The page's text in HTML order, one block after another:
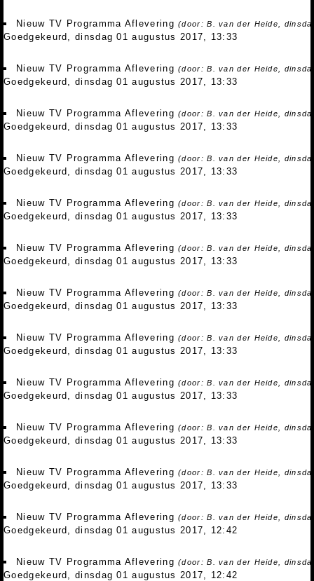
Nieuw TV Programma Aflevering(door: B. van der Heide,
Goedgekeurd, dinsdag 01 augustus 2017, 13:33
Nieuw TV Programma Aflevering(door: B. van der Heide,
Goedgekeurd, dinsdag 01 augustus 2017, 13:33
Nieuw TV Programma Aflevering(door: B. van der Heide,
Goedgekeurd, dinsdag 01 augustus 2017, 13:33
Nieuw TV Programma Aflevering(door: B. van der Heide,
Goedgekeurd, dinsdag 01 augustus 2017, 13:33
Nieuw TV Programma Aflevering(door: B. van der Heide,
Goedgekeurd, dinsdag 01 augustus 2017, 13:33
Nieuw TV Programma Aflevering(door: B. van der Heide,
Goedgekeurd, dinsdag 01 augustus 2017, 13:33
Nieuw TV Programma Aflevering(door: B. van der Heide,
Goedgekeurd, dinsdag 01 augustus 2017, 13:33
Nieuw TV Programma Aflevering(door: B. van der Heide,
Goedgekeurd, dinsdag 01 augustus 2017, 13:33
Nieuw TV Programma Aflevering(door: B. van der Heide,
Goedgekeurd, dinsdag 01 augustus 2017, 13:33
Nieuw TV Programma Aflevering(door: B. van der Heide,
Goedgekeurd, dinsdag 01 augustus 2017, 13:33
Nieuw TV Programma Aflevering(door: B. van der Heide,
Goedgekeurd, dinsdag 01 augustus 2017, 13:33
Nieuw TV Programma Aflevering(door: B. van der Heide,
Goedgekeurd, dinsdag 01 augustus 2017, 12:42
Nieuw TV Programma Aflevering(door: B. van der Heide,
Goedgekeurd, dinsdag 01 augustus 2017, 12:42